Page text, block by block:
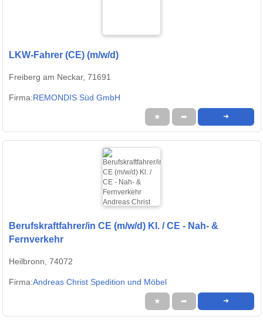
LKW-Fahrer (CE) (m/w/d)
Freiberg am Neckar, 71691
Firma:REMONDIS Süd GmbH
★ ➦ ➜
Berufskraftfahrer/in CE (m/w/d) Kl. / CE - Nah- &
Fernverkehr
Heilbronn, 74072
Firma:Andreas Christ Spedition und Möbel
★ ➦ ➜